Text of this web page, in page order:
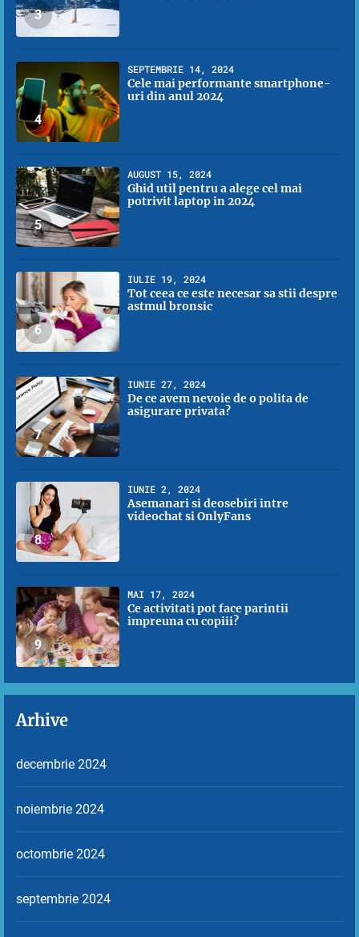
3
4
SEPTEMBRIE 14, 2024
Cele mai performante smartphone-
uri din anul 2024
5
AUGUST 15, 2024
Ghid util pentru a alege cel mai
potrivit laptop in 2024
6
IULIE 19, 2024
Tot ceea ce este necesar sa stii despre
astmul bronsic
7
IUNIE 27, 2024
De ce avem nevoie de o polita de
asigurare privata?
8
IUNIE 2, 2024
Asemanari si deosebiri intre
videochat si OnlyFans
9
MAI 17, 2024
Ce activitati pot face parintii
impreuna cu copiii?
Arhive
decembrie 2024
noiembrie 2024
octombrie 2024
septembrie 2024